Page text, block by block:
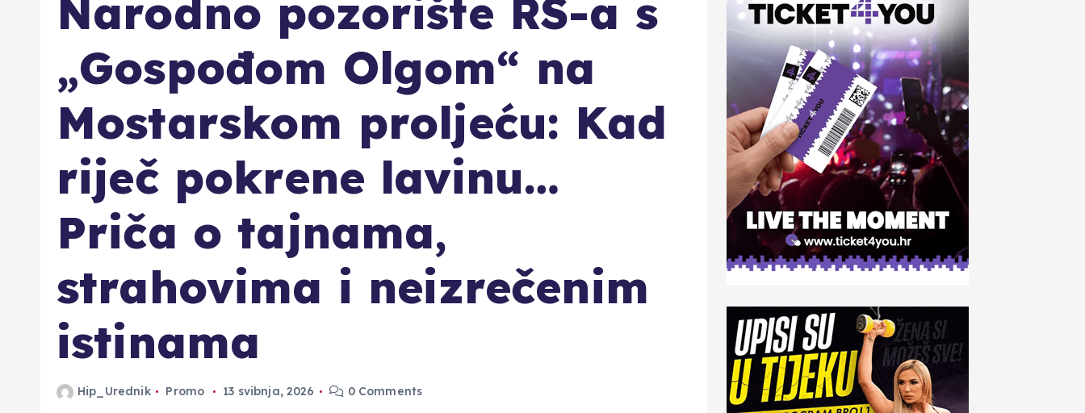
Narodno pozorište RS-a s
„Gospođom Olgom“ na
Mostarskom proljeću: Kad
riječ pokrene lavinu…
Priča o tajnama,
strahovima i neizrečenim
istinama
Hip_Urednik Promo 13 svibnja, 2026 0 Comments